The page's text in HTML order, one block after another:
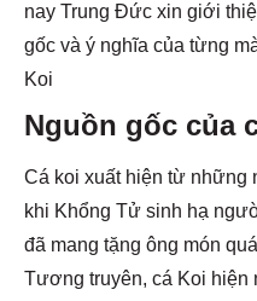
nay Trung Đức xin giới
gốc và ý nghĩa của từng
Koi
Nguồn gốc của
Cá koi xuất hiện từ những
khi Khổng Tử sinh hạ
đã mang tặng ông món
Tương truyên, cá Koi hiện